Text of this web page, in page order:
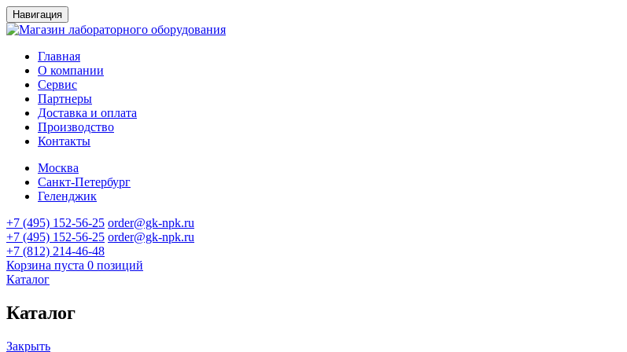
Навигация
Главная
О компании
Сервис
Партнеры
Доставка и оплата
Производство
Контакты
Москва
Санкт-Петербург
Геленджик
+7 (495) 152-56-25 order@gk-npk.ru
+7 (495) 152-56-25 order@gk-npk.ru
+7 (812) 214-46-48
Корзина пуста 0 позиций
Каталог
Каталог
Закрыть